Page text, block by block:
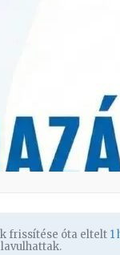
frissítése óta eltelt 1